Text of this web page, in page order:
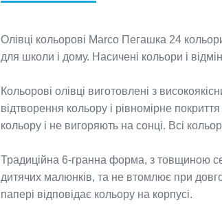
Олівці кольорові Marco Пегашка 24
для школи і дому. Насичені кольори і
Кольорові олівці виготовлені з
відтворення кольору і рівномірне
кольору і не вигоряють на сонці. Всі
Традиційна 6-гранна форма, з товщиною
дитячих малюнків, та не втомлює при
папері відповідає кольору на корпусі.